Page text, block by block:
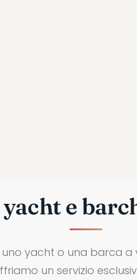
e
uno yacht o una barca
un servizio